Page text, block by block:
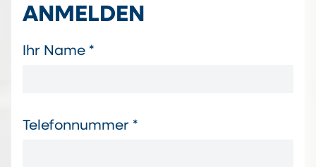
ANMELDEN
Ihr Name *
Telefonnummer *